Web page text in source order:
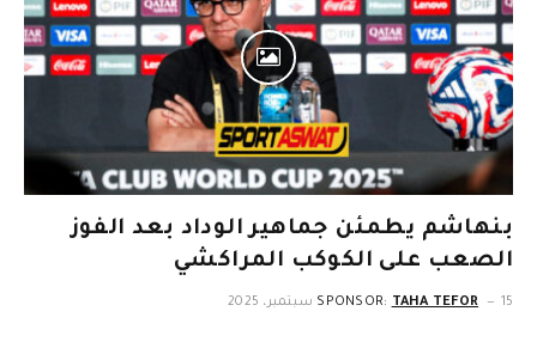
بنهاشم يطمئن جماهير الوداد بعد الفوز
الصعب على الكوكب المراكشي
SPONSOR: TAHA TEFOR 15 سبتمبر، 2025